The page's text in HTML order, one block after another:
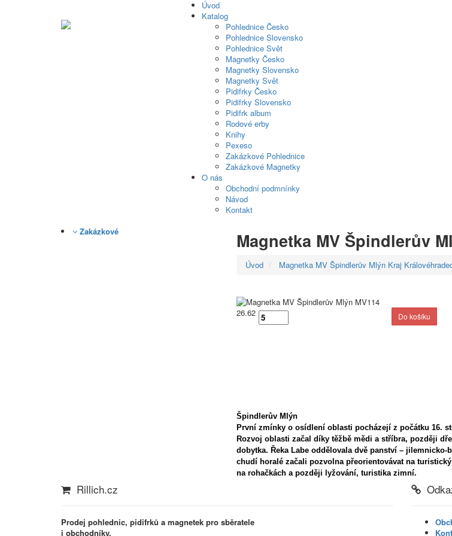
Úvod
Katalog
Pohlednice Česko
Pohlednice Slovensko
Pohlednice Svět
Magnetky Česko
Magnetky Slovensko
Magnetky Svět
Pidifrky Česko
Pidifrky Slovensko
Pidifrk album
Rodové erby
Knihy
Pexeso
Zakázkové Pohlednice
Zakázkové Magnetky
O nás
Obchodní podmnínky
Návod
Kontakt
Magnetka MV Špindlerův
Úvod Magnetka MV Špindlerův Mlýn Kraj
26.62
Špindlerův Mlýn
První zmínky o osídlení oblasti pocházejí z počátku 16.
Rozvoj oblasti začal díky těžbě mědi a stříbra, později
dobytka. Řeka Labe oddělovala dvě panství –
chudí horalé začali pozvolna přeorientovávat na
na rohačkách a později lyžování, turistika zimní.
Zakázkové
Rillich.cz
Prodej pohlednic, pidifrků a magnetek pro sběratele
i obchodníky.